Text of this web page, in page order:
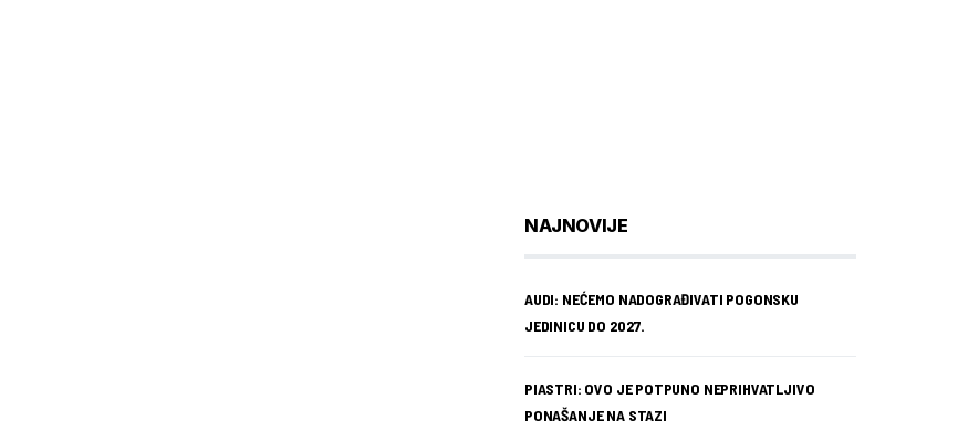
NAJNOVIJE
AUDI: NEĆEMO NADOGRAĐIVATI POGONSKU
JEDINICU DO 2027.
PIASTRI: OVO JE POTPUNO NEPRIHVATLJIVO
PONAŠANJE NA STAZI